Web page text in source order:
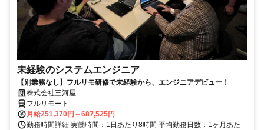
未経験のシステムエンジニア
【別業務なし】フルリモ研修で未経験から、エンジニアデビュー！
株式会社三河屋
フルリモート
月給251,370円～687,525円
勤務時間詳細 実働時間：1日あたり8時間 平均勤務日数：1ヶ月あた